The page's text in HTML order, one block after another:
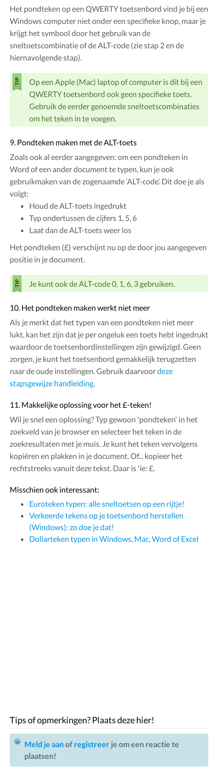
Het pondteken op een QWERTY toetsenbord vind je bij een
Windows computer niet onder een specifieke knop, maar je
krijgt het symbool door het gebruik van de
sneltoetscombinatie of de ALT-code (zie stap 2 en de
hiernavolgende stap).
Op een Apple (Mac) laptop of computer is dit bij een
QWERTY toetsenbord ook geen specifieke toets.
Gebruik de eerder genoemde sneltoetscombinaties
om het teken in te voegen.
9. Pondteken maken met de ALT-toets
Zoals ook al eerder aangegeven: om een ​​pondteken in
Word of een ander document te typen, kun je ook
gebruikmaken van de zogenaamde ‘ALT-code’. Dit doe je als
volgt:
Houd de ALT-toets ingedrukt
Typ ondertussen de cijfers 1, 5, 6
Laat dan de ALT-toets weer los
Het pondteken (£) verschijnt nu op de door jou aangegeven
positie in je document.
Je kunt ook de ALT-code 0, 1, 6, 3 gebruiken.
10. Het pondteken maken werkt niet meer
Als je merkt dat het typen van een pondteken niet meer
lukt, kan het zijn dat je per ongeluk een toets hebt ingedrukt
waardoor de toetsenbordinstellingen zijn gewijzigd. Geen
zorgen, je kunt het toetsenbord gemakkelijk terugzetten
naar de oude instellingen. Gebruik daarvoordeze
stapsgewijze handleiding.
11. Makkelijke oplossing voor het £-teken!
Wil je snel een oplossing? Typ gewoon 'pondteken' in het
zoekveld van je browser en selecteer het teken in de
zoekresultaten met je muis. Je kunt het teken vervolgens
kopiëren en plakken in je document. Of... kopieer het
rechtstreeks vanuit deze tekst. Daar is 'ie: £.
Misschien ook interessant:
Euroteken typen: alle sneltoetsen op een rijtje!
Verkeerde tekens op je toetsenbord herstellen
(Windows): zo doe je dat!
Dollarteken typen in Windows, Mac, Word of Excel
Tips of opmerkingen? Plaats deze hier!
Meld je aanof registreer je om een reactie te
plaatsen!